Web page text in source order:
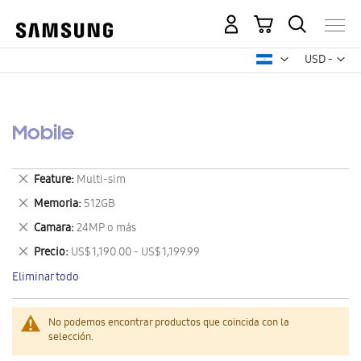
USD -
dólar
Mi carrito
Mobile
No podemos encontrar productos que coincida con la
selección.
Feature Multi-sim
Eliminar
este
artículo
Memoria 512GB
Eliminar
este
artículo
Camara 24MP o más
Eliminar
este
artículo
Precio US$ 1,190.00 - US$ 1,199.99
Eliminar
este
artículo
Eliminar todo